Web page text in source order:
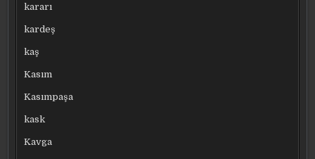
kararı
kardeş
kaş
Kasım
Kasımpaşa
kask
Kavga